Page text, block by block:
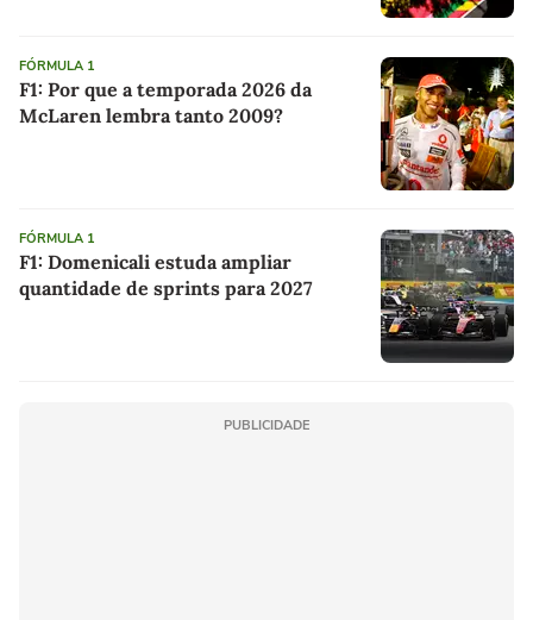
FÓRMULA 1
F1: Por que a temporada 2026 da
McLaren lembra tanto 2009?
FÓRMULA 1
F1: Domenicali estuda ampliar
quantidade de sprints para 2027
PUBLICIDADE